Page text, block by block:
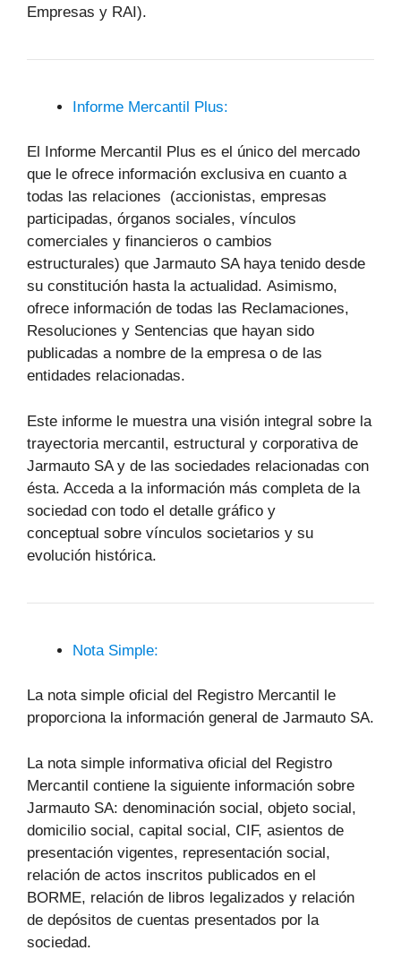
Empresas y RAI).
Informe Mercantil Plus:
El Informe Mercantil Plus es el único del mercado
que le ofrece información exclusiva en cuanto a
todas las relaciones (accionistas, empresas
participadas, órganos sociales, vínculos
comerciales y financieros o cambios
estructurales) que Jarmauto SA haya tenido desde
su constitución hasta la actualidad. Asimismo,
ofrece información de todas las Reclamaciones,
Resoluciones y Sentencias que hayan sido
publicadas a nombre de la empresa o de las
entidades relacionadas.
Este informe le muestra una visión integral sobre la
trayectoria mercantil, estructural y corporativa de
Jarmauto SA y de las sociedades relacionadas con
ésta. Acceda a la información más completa de la
sociedad con todo el detalle gráfico y
conceptual sobre vínculos societarios y su
evolución histórica.
Nota Simple:
La nota simple oficial del Registro Mercantil le
proporciona la información general de Jarmauto SA.
La nota simple informativa oficial del Registro
Mercantil contiene la siguiente información sobre
Jarmauto SA: denominación social, objeto social,
domicilio social, capital social, CIF, asientos de
presentación vigentes, representación social,
relación de actos inscritos publicados en el
BORME, relación de libros legalizados y relación
de depósitos de cuentas presentados por la
sociedad.